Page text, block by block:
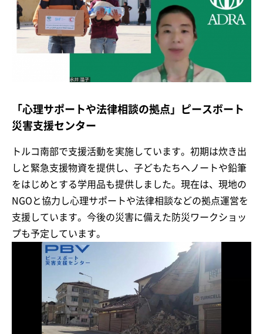
「心理サポートや法律相談の拠点」ピースボート
災害支援センター
トルコ南部で支援活動を実施しています。初期は炊き出
しと緊急支援物資を提供し、子どもたちへノートや鉛筆
をはじめとする学用品も提供しました。現在は、現地の
NGOと協力し心理サポートや法律相談などの拠点運営を
支援しています。今後の災害に備えた防災ワークショッ
プも予定しています。